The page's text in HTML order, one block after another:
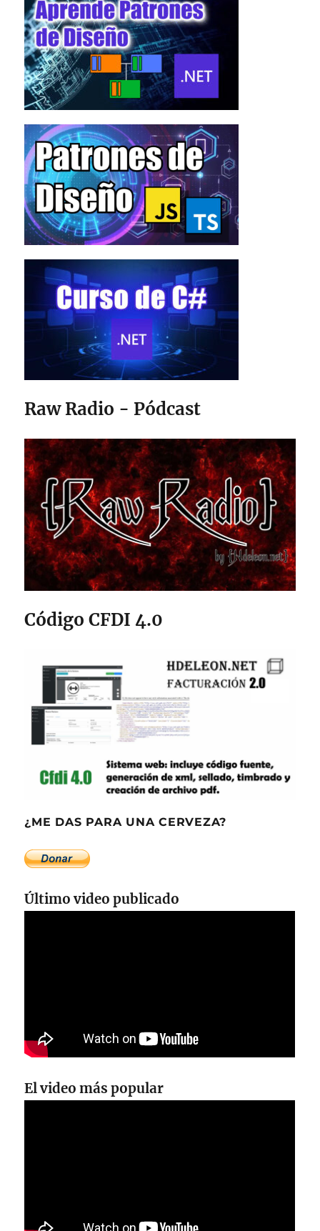
Raw Radio - Pódcast
Código CFDI 4.0
¿ME DAS PARA UNA CERVEZA?
Último video publicado
El video más popular